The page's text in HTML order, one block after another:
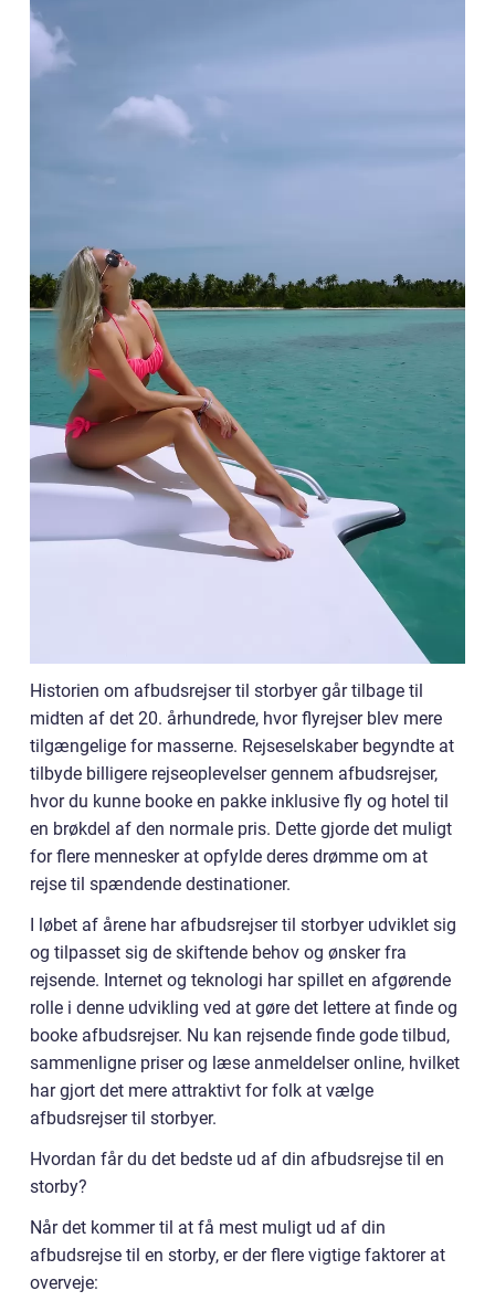
Historien om afbudsrejser til storbyer går tilbage til
midten af det 20. århundrede, hvor flyrejser blev mere
tilgængelige for masserne. Rejseselskaber begyndte at
tilbyde billigere rejseoplevelser gennem afbudsrejser,
hvor du kunne booke en pakke inklusive fly og hotel til
en brøkdel af den normale pris. Dette gjorde det muligt
for flere mennesker at opfylde deres drømme om at
rejse til spændende destinationer.
I løbet af årene har afbudsrejser til storbyer udviklet sig
og tilpasset sig de skiftende behov og ønsker fra
rejsende. Internet og teknologi har spillet en afgørende
rolle i denne udvikling ved at gøre det lettere at finde og
booke afbudsrejser. Nu kan rejsende finde gode tilbud,
sammenligne priser og læse anmeldelser online, hvilket
har gjort det mere attraktivt for folk at vælge
afbudsrejser til storbyer.
Hvordan får du det bedste ud af din afbudsrejse til en
storby?
Når det kommer til at få mest muligt ud af din
afbudsrejse til en storby, er der flere vigtige faktorer at
overveje: